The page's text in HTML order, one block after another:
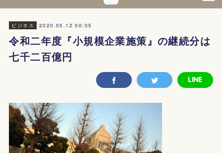
ビジネス 2020.05.12 00:05
令和二年度『小規模企業施策』の継続分は
七千二百億円